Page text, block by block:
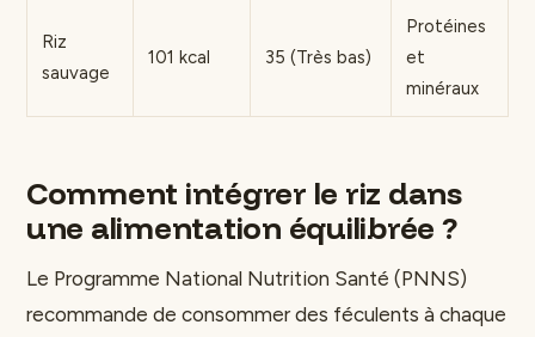
Riz
sauvage
101 kcal 35 (Très bas)
Protéines
et
minéraux
Comment intégrer le riz dans
une alimentation équilibrée ?
Le Programme National Nutrition Santé (PNNS)
recommande de consommer des féculents à chaque